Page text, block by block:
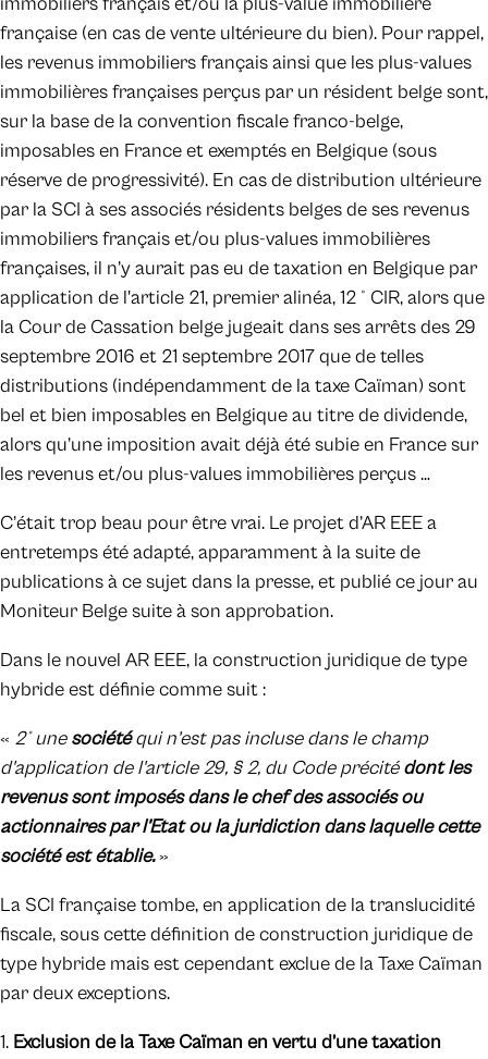
française (en cas de vente ultérieure du bien). Pour rappel,
les revenus immobiliers français ainsi que les plus-values
immobilières françaises perçus par un résident belge sont,
sur la base de la convention fiscale franco-belge,
imposables en France et exemptés en Belgique (sous
réserve de progressivité). En cas de distribution ultérieure
par la SCI à ses associés résidents belges de ses revenus
immobiliers français et/ou plus-values immobilières
françaises, il n’y aurait pas eu de taxation en Belgique par
application de l'article 21, premier alinéa, 12 ° CIR, alors que
la Cour de Cassation belge jugeait dans ses arrêts des 29
septembre 2016 et 21 septembre 2017 que de telles
distributions (indépendamment de la taxe Caïman) sont
bel et bien imposables en Belgique au titre de dividende,
alors qu’une imposition avait déjà été subie en France sur
les revenus et/ou plus-values immobilières perçus …
C’était trop beau pour être vrai. Le projet d’AR EEE a
entretemps été adapté, apparamment à la suite de
publications à ce sujet dans la presse, et publié ce jour au
Moniteur Belge suite à son approbation.
Dans le nouvel AR EEE, la construction juridique de type
hybride est définie comme suit :
« 2° une société qui n’est pas incluse dans le champ
d'application de l'article 29, § 2, du Code précité dont les
revenus sont imposés dans le chef des associés ou
actionnaires par l’Etat ou la juridiction dans laquelle cette
société est établie.»
La SCI française tombe, en application de la translucidité
fiscale, sous cette définition de construction juridique de
type hybride mais est cependant exclue de la Taxe Caïman
par deux exceptions.
1. Exclusion de la Taxe Caïman en vertu d’une taxation